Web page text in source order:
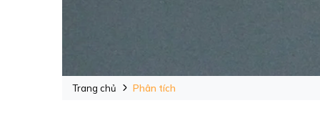
Trang chủ Phân tích